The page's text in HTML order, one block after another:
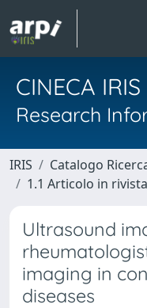
CINECA IRIS
Research
IRIS Catalogo
1.1 Articolo in rivista
Ultrasound
imaging in
diseases